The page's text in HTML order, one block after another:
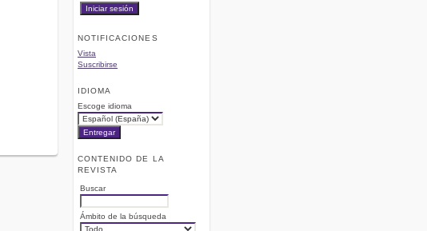
NOTIFICACIONES
Vista
Suscribirse
IDIOMA
Escoge idioma
CONTENIDO DE LA
REVISTA
Buscar
Ámbito de la búsqueda